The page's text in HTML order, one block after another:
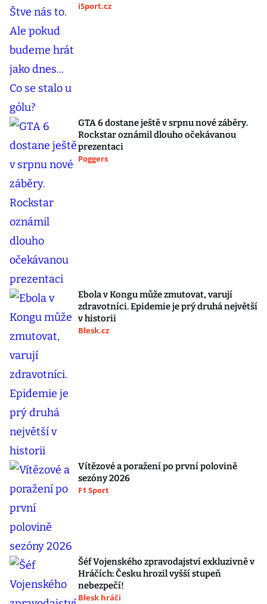
iSport.cz
GTA 6 dostane ještě v srpnu nové záběry.
Rockstar oznámil dlouho očekávanou
prezentaci
Poggers
Ebola v Kongu může zmutovat, varují
zdravotníci. Epidemie je prý druhá největší
v historii
Blesk.cz
Vítězové a poražení po první polovině
sezóny 2026
F1 Sport
Šéf Vojenského zpravodajství exkluzivně v
Hráčích: Česku hrozil vyšší stupeň
nebezpečí!
Blesk hráči